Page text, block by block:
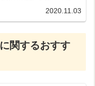
2020.11.03
関するおすす